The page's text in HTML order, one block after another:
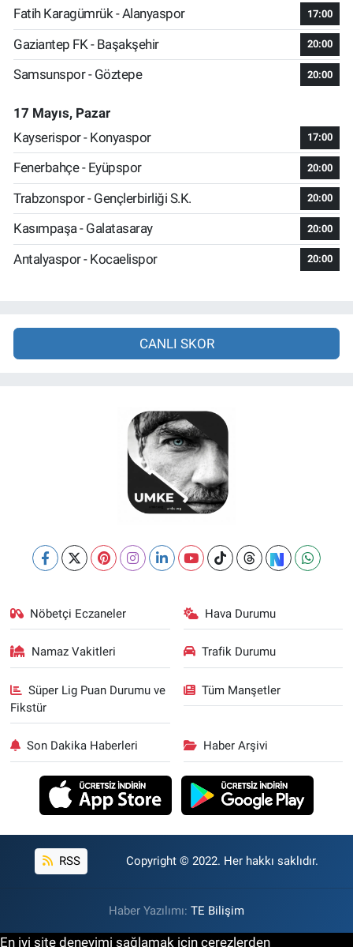
Fatih Karagümrük - Alanyaspor
17:00
Gaziantep FK - Başakşehir 20:00
Samsunspor - Göztepe 20:00
17 Mayıs, Pazar
Kayserispor - Konyaspor
17:00
Fenerbahçe - Eyüpspor 20:00
Trabzonspor - Gençlerbirliği S.K. 20:00
Kasımpaşa - Galatasaray 20:00
Antalyaspor - Kocaelispor 20:00
CANLI SKOR
Nöbetçi Eczaneler Hava Durumu
Namaz Vakitleri Trafik Durumu
Süper Lig Puan Durumu ve
Fikstür
Tüm Manşetler
Son Dakika Haberleri Haber Arşivi
RSS Copyright © 2022. Her hakkı saklıdır.
Haber Yazılımı: TE Bilişim
En iyi site deneyimi sağlamak için çerezlerden